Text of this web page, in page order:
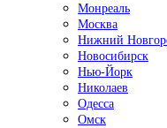
Монреаль
Москва
Нижний
Новосибирск
Нью-Йорк
Николаев
Одесса
Омск